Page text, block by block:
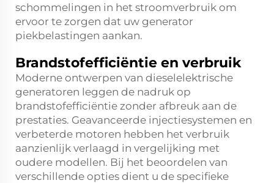
schommelingen in het stroomverbruik om
ervoor te zorgen dat uw generator
piekbelastingen aankan.
Brandstofefficiëntie en verbruik
Moderne ontwerpen van dieselelektrische
generatoren leggen de nadruk op
brandstofefficiëntie zonder afbreuk aan de
prestaties. Geavanceerde injectiesystemen en
verbeterde motoren hebben het verbruik
aanzienlijk verlaagd in vergelijking met
oudere modellen. Bij het beoordelen van
verschillende opties dient u de specifieke